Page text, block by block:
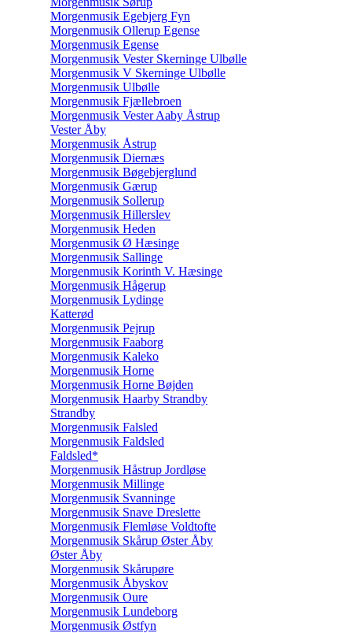
Morgenmusik Egebjerg Fyn
Morgenmusik Ollerup Egense
Morgenmusik Egense
Morgenmusik Vester Skerninge Ulbølle
Morgenmusik V Skerninge Ulbølle
Morgenmusik Ulbølle
Morgenmusik Fjællebroen
Morgenmusik Vester Aaby Åstrup
Vester Åby
Morgenmusik Åstrup
Morgenmusik Diernæs
Morgenmusik Bøgebjerglund
Morgenmusik Gærup
Morgenmusik Sollerup
Morgenmusik Hillerslev
Morgenmusik Heden
Morgenmusik Ø Hæsinge
Morgenmusik Sallinge
Morgenmusik Korinth V. Hæsinge
Morgenmusik Hågerup
Morgenmusik Lydinge
Katterød
Morgenmusik Pejrup
Morgenmusik Faaborg
Morgenmusik Kaleko
Morgenmusik Horne
Morgenmusik Horne Bøjden
Morgenmusik Haarby Strandby
Strandby
Morgenmusik Falsled
Morgenmusik Faldsled
Faldsled*
Morgenmusik Håstrup Jordløse
Morgenmusik Millinge
Morgenmusik Svanninge
Morgenmusik Snave Dreslette
Morgenmusik Flemløse Voldtofte
Morgenmusik Skårup Øster Åby
Øster Åby
Morgenmusik Skårupøre
Morgenmusik Åbyskov
Morgenmusik Oure
Morgenmusik Lundeborg
Morgenmusik Østfyn